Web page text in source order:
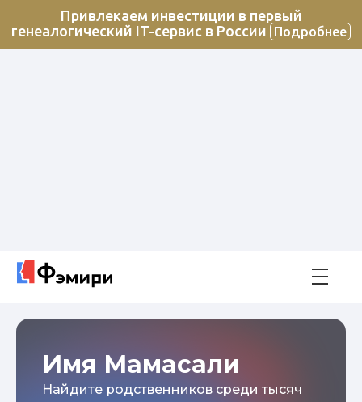
Привлекаем инвестиции в первый
генеалогический IT-сервис в России
Подробнее
Имя Мамасали
Найдите родственников среди тысяч